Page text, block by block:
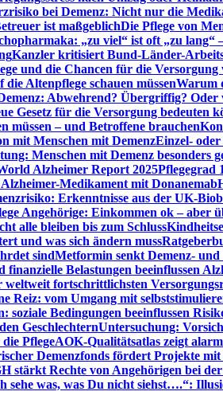
bei Demenz: Nicht nur die
ist maßgeblichDie Pflege von
„zu viel“ ist oft „zu lang“
Kanzler kritisiert Bund-Länder-
und die Chancen für die Versorgung
Altenpflege schauen müssenWarum
Abwehrend? Übergriffig? Oder
Gesetz für die Versorgung bedeuten
müssen – und Betroffene brauchen
mit Menschen mit DemenzEinzel- oder
Menschen mit Demenz besonders
Alzheimer Report 2025Pflegegrad
Medikament mit Donanemab
Erkenntnisse aus der UK-
Angehörige: Einkommen ok – aber
alle bleiben bis zum Schluss
und was sich ändern muss
sindMetformin senkt Demenz-
finanzielle Belastungen beeinflussen
fortschrittlichsten
Reiz: vom Umgang mit
soziale Bedingungen beeinflussen
GeschlechternUntersuchung:
PflegeAOK-Qualitätsatlas zeigt
Demenzfonds fördert Projekte mit
stärkt Rechte von Angehörigen bei
sehe was, was Du nicht siehst….“: